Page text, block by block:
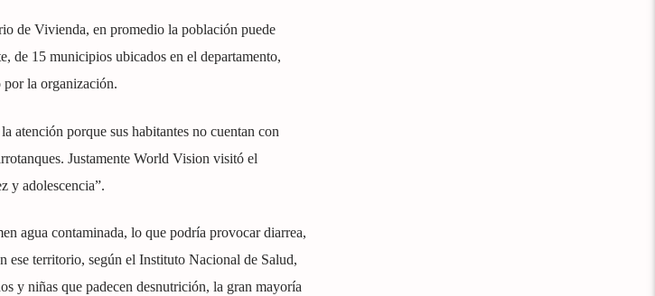
de Vivienda, en promedio la población puede
de 15 municipios ubicados en el departamento,
por la organización.
atención porque sus habitantes no cuentan con
Justamente World Vision visitó el
y adolescencia”.
agua contaminada, lo que podría provocar diarrea,
territorio, según el Instituto Nacional de Salud,
y niñas que padecen desnutrición, la gran mayoría